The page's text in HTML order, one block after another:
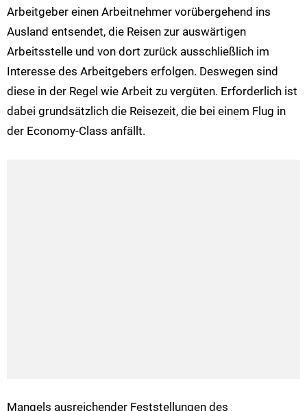
Arbeitgeber einen Arbeitnehmer vorübergehend ins
Ausland entsendet, die Reisen zur auswärtigen
Arbeitsstelle und von dort zurück ausschließlich im
Interesse des Arbeitgebers erfolgen. Deswegen sind
diese in der Regel wie Arbeit zu vergüten. Erforderlich ist
dabei grundsätzlich die Reisezeit, die bei einem Flug in
der Economy-Class anfällt.
Mangels ausreichender Feststellungen des